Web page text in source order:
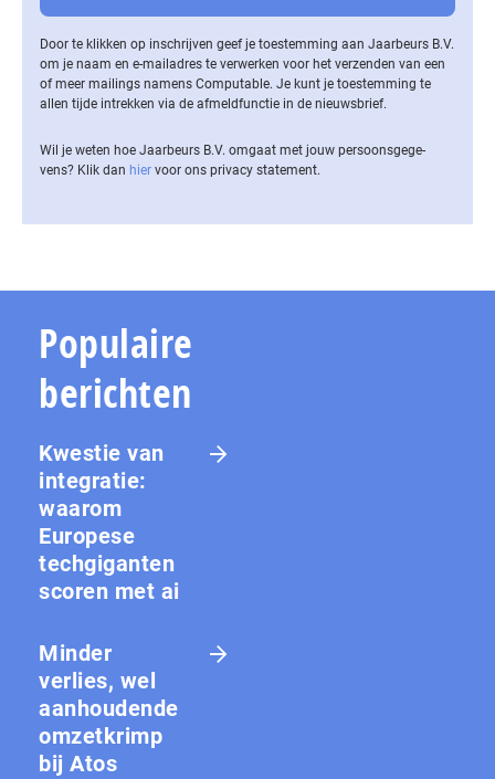
Door te klikken op inschrijven geef je toestemming aan Jaarbeurs B.V.
om je naam en e-mailadres te verwerken voor het verzenden van een
of meer mailings namens Computable. Je kunt je toestemming te
allen tijde intrekken via de af­meld­func­tie in de nieuwsbrief.
Wil je weten hoe Jaarbeurs B.V. omgaat met jouw per­soons­ge­ge­
vens? Klik dan hier voor ons privacy statement.
Populaire
berichten
Kwestie van
integratie:
waarom
Europese
techgiganten
scoren met ai
Minder
verlies, wel
aanhoudende
omzetkrimp
bij Atos